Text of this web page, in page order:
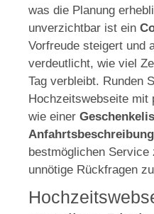
was die Planung
unverzichtbar ist ein
Vorfreude steigert und
verdeutlicht, wie viel
Tag verbleibt. Runden
Hochzeitswebseite mit
wie einer
Anfahrtsbeschreibung
bestmöglichen
unnötige Rückfragen